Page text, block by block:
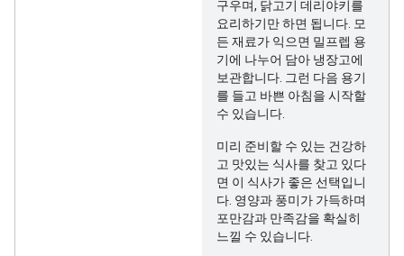
구우며, 닭고기 데리야키를
요리하기만 하면 됩니다. 모
든 재료가 익으면 밀프렙 용
기에 나누어 담아 냉장고에
보관합니다. 그런 다음 용기
를 들고 바쁜 아침을 시작할
수 있습니다.
미리 준비할 수 있는 건강하
고 맛있는 식사를 찾고 있다
면 이 식사가 좋은 선택입니
다. 영양과 풍미가 가득하며
포만감과 만족감을 확실히
느낄 수 있습니다.